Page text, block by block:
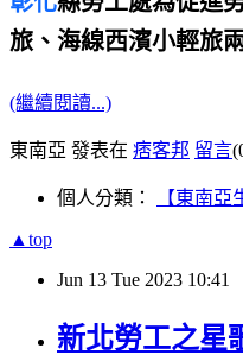
旅、海線西濱小輕旅
(繼續閱讀...)
東南亞 發表在 痞客邦 留言
個人分類： 【東南亞
▲top
Jun 13 Tue 2023 10:41
新北勞工之星